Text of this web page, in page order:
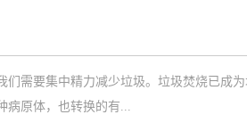
需要集中精力减少垃圾。垃圾焚烧已成为
原体，也转换的有...